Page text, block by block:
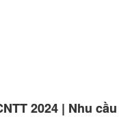
2024 | Nhu